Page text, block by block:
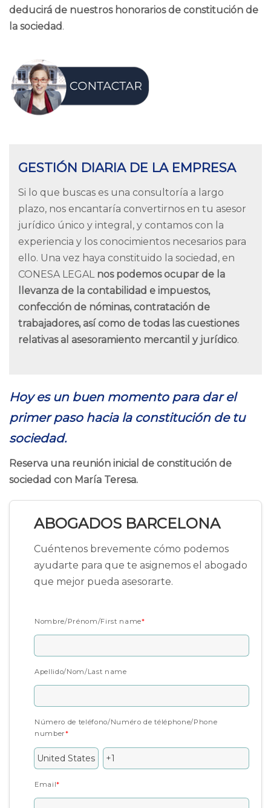
deducirá de nuestros honorarios de constitución de
la sociedad.
GESTIÓN DIARIA DE LA EMPRESA
Si lo que buscas es una consultoría a largo
plazo, nos encantaría convertirnos en tu asesor
jurídico único y integral, y contamos con la
experiencia y los conocimientos necesarios para
ello. Una vez haya constituido la sociedad, en
CONESA LEGAL nos podemos ocupar de la
llevanza de la contabilidad e impuestos,
confección de nóminas, contratación de
trabajadores, así como de todas las cuestiones
relativas al asesoramiento mercantil y jurídico.
Hoy es un buen momento para dar el
primer paso hacia la constitución de tu
sociedad.
Reserva una reunión inicial de constitución de
sociedad con María Teresa.
ABOGADOS BARCELONA
Cuéntenos brevemente cómo podemos
ayudarte para que te asignemos el abogado
que mejor pueda asesorarte.
Nombre/Prénom/First name*
Apellido/Nom/Last name
Número de teléfono/Numéro de téléphone/Phone
number*
Email*